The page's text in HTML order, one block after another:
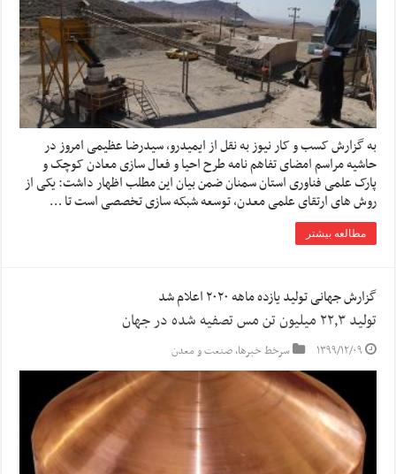
به گزارش کسب و کار نیوز به نقل از ایمیدرو، سیدرضا عظیمی امروز در
حاشیه مراسم امضای تفاهم نامه طرح احیا و فعال سازی معادن کوچک و
پارک علمی فناوری استان سمنان ضمن بیان این مطلب اظهار داشت: یکی از
روش های ارتقای علمی معدن، توسعه شبکه سازی تخصصی است تا …
مطالعه بیشتر
گزارش جهانی تولید یازده ماهه ۲۰۲۰ اعلام شد
تولید ۲۲٫۳ میلیون تن مس تصفیه شده در جهان
۱۳۹۹/۱۲/۰۹ سرخط خبرها,صنعت و معدن